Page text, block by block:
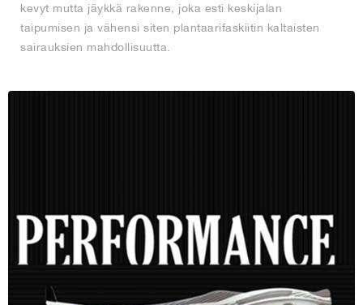
kevyt mutta jäykkä rakenne, joka esti keskijalan
taipumisen ja vähensi siten plantaarifaskiitin kaltaisten
sairauksien mahdollisuutta.